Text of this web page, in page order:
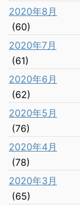
2020年8月
(60)
2020年7月
(61)
2020年6月
(62)
2020年5月
(76)
2020年4月
(78)
2020年3月
(65)